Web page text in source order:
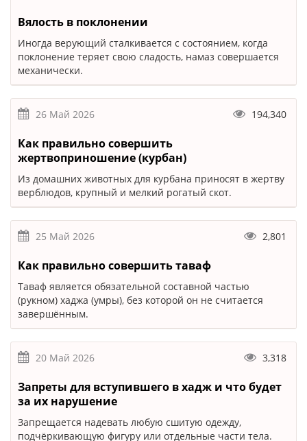
Вялость в поклонении
Иногда верующий сталкивается с состоянием, когда
поклонение теряет свою сладость, намаз совершается
механически.
26 Май 2026 194,340
Как правильно совершить
жертвоприношение (курбан)
Из домашних животных для курбана приносят в жертву
верблюдов, крупный и мелкий рогатый скот.
25 Май 2026 2,801
Как правильно совершить таваф
Таваф является обязательной составной частью
(рукном) хаджа (умры), без которой он не считается
завершённым.
20 Май 2026 3,318
Запреты для вступившего в хадж и что будет
за их нарушение
Запрещается надевать любую сшитую одежду,
подчёркивающую фигуру или отдельные части тела.